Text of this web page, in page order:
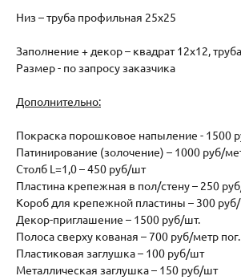
Низ – труба профильная 25х25
Заполнение + декор – квадрат 12х12,
Размер - по запросу заказчика
Дополнительно:
Покраска порошковое напыление - 1500
Патинирование (золочение) – 1000 руб/
Столб L=1,0 – 450 руб/шт
Пластина крепежная в пол/стену – 250
Короб для крепежной пластины – 300
Декор-приглашение – 1500 руб/шт.
Полоса сверху кованая – 700 руб/метр пог.
Пластиковая заглушка – 100 руб/шт
Металлическая заглушка – 150 руб/шт